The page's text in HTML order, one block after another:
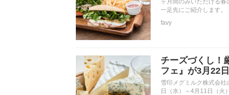
一足先にご紹介します。
favy
チーズづくし！
フェ』が3月22
雪印メグミルク株式会
日（水）～4月11日（火